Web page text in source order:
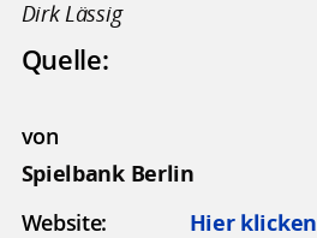
Dirk Lässig
Quelle:
von
Spielbank Berlin
Website:
Hier klicken